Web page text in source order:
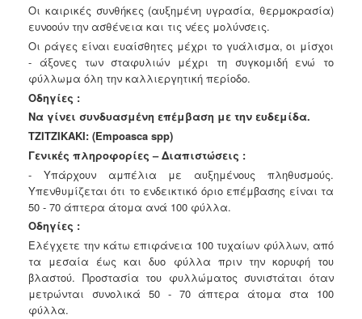
Οι καιρικές συνθήκες (αυξημένη υγρασία, θερμοκρασία)
ευνοούν την ασθένεια και τις νέες μολύνσεις.
Οι ράγες είναι ευαίσθητες μέχρι το γυάλισμα, οι μίσχοι
- άξονες των σταφυλιών μέχρι τη συγκομιδή ενώ το
φύλλωμα όλη την καλλιεργητική περίοδο.
Οδηγίες :
Να γίνει συνδυασμένη επέμβαση με την ευδεμίδα.
TZITZIKAKI: (Empoasca spp)
Γενικές πληροφορίες – Διαπιστώσεις :
- Υπάρχουν αμπέλια με αυξημένους πληθυσμούς.
Υπενθυμίζεται ότι το ενδεικτικό όριο επέμβασης είναι τα
50 - 70 άπτερα άτομα ανά 100 φύλλα.
Οδηγίες :
Ελέγχετε την κάτω επιφάνεια 100 τυχαίων φύλλων, από
τα μεσαία έως και δυο φύλλα πριν την κορυφή του
βλαστού. Προστασία του φυλλώματος συνιστάται όταν
μετρώνται συνολικά 50 - 70 άπτερα άτομα στα 100
φύλλα.